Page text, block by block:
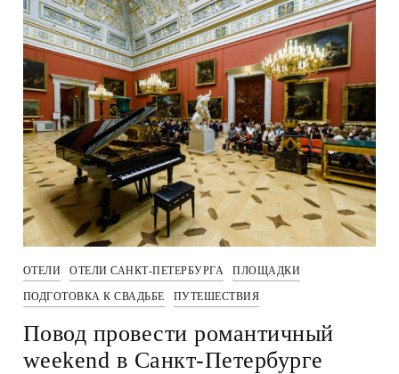
ОТЕЛИ ОТЕЛИ САНКТ-ПЕТЕРБУРГА ПЛОЩАДКИ
ПОДГОТОВКА К СВАДЬБЕ ПУТЕШЕСТВИЯ
Повод провести романтичный
weekend в Санкт-Петербурге